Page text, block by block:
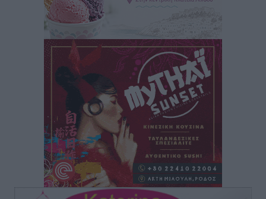
Μονή Πανορμίτη
Τοπικές Ειδήσεις• πριν 3 ώρες
Ακαθάριστα οικόπεδα: Τι γίνεται όταν ο ιδιοκτήτης
δεν τα καθαρίσει – Πώς κινούνται δήμοι και ΠΣ,
ποιος πληρώνει τον λογαριασμό
Τοπικές Ειδήσεις πριν 3 ώρες
Πού κινούνται οι κρατήσεις last minute σε Ελλάδα
από Γερμανούς
Ειδήσεις• πριν 3 ώρες
Οδηγός στη Ρόδο τράκαρε σταθμευμένο αυτοκίνητο,